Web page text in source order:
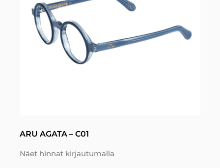
ARU AGATA – C01
Näet hinnat kirjautumalla